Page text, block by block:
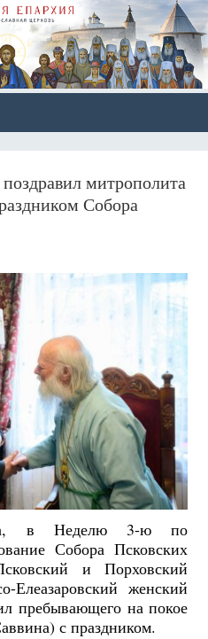
митрополита
Собора
в Неделю 3-ю по
Собора Псковских
и Порховский
Елеазаровский женский
пребывающего на покое
с праздником.